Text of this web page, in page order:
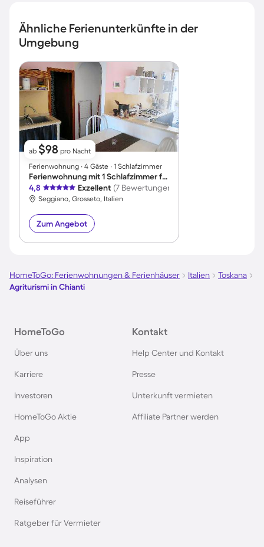
Ähnliche Ferienunterkünfte in der
Umgebung
ab $98 pro Nacht
Ferienwohnung ∙ 4 Gäste ∙ 1 Schlafzimmer
Ferienwohnung mit 1 Schlafzimmer für 4 Personen
4,8
Exzellent (7 Bewertungen)
Seggiano, Grosseto, Italien
Zum Angebot
HomeToGo: Ferienwohnungen & Ferienhäuser Italien
Toskana
Agriturismi in Chianti
HomeToGo
Über uns
Karriere
Investoren
HomeToGo Aktie
App
Inspiration
Analysen
Reiseführer
Ratgeber für Vermieter
Kontakt
Help Center und Kontakt
Presse
Unterkunft vermieten
Affiliate Partner werden